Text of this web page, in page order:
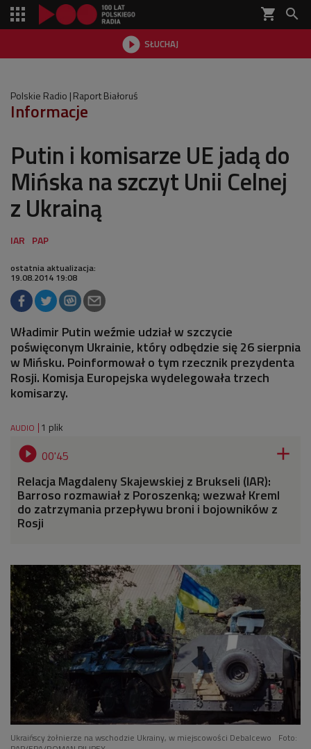
shopping_cart 
 SŁUCHAJ

Polskie Radio Raport Białoruś
Informacje
Putin i komisarze UE jadą do
Mińska na szczyt Unii Celnej
z Ukrainą
ostatnia aktualizacja:
19.08.2014 19:08
Władimir Putin weźmie udział w szczycie
poświęconym Ukrainie, który odbędzie się 26 sierpnia
w Mińsku. Poinformował o tym rzecznik prezydenta
Rosji. Komisja Europejska wydelegowała trzech
komisarzy.
AUDIO 1 plik
 00'45 
Relacja Magdaleny Skajewskiej z Brukseli (IAR):
Barroso rozmawiał z Poroszenką; wezwał Kreml
do zatrzymania przepływu broni i bojowników z
Rosji
Ukraińscy żołnierze na wschodzie Ukrainy, w miejscowości Debalcewo
Foto: